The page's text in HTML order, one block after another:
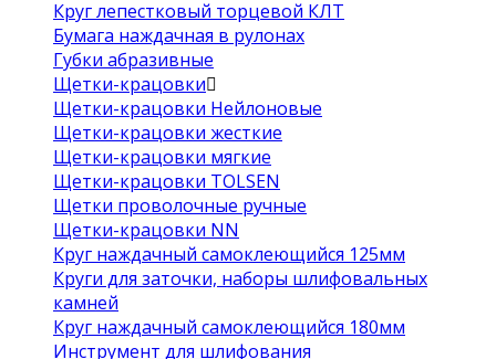
Круг лепестковый торцевой КЛТ
Бумага наждачная в рулонах
Губки абразивные
Щетки-крацовки
Щетки-крацовки Нейлоновые
Щетки-крацовки жесткие
Щетки-крацовки мягкие
Щетки-крацовки TOLSEN
Щетки проволочные ручные
Щетки-крацовки NN
Круг наждачный самоклеющийся 125мм
Круги для заточки, наборы шлифовальных
камней
Круг наждачный самоклеющийся 180мм
Инструмент для шлифования